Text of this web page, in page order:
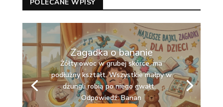
POLECANE WPISY
Zagadka o bananie
Żółty owoc w grubej skórce, ma
podłużny kształt. Wszystkie małpy w
dżungli robią po niego gwałt.
Odpowiedź: Banan